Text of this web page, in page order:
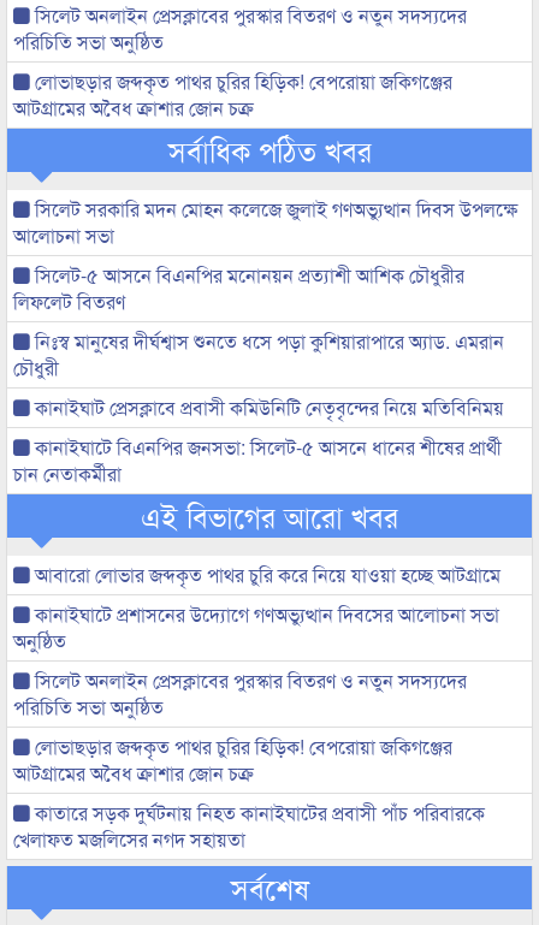
সিলেট অনলাইন প্রেসক্লাবের পুরস্কার বিতরণ ও নতুন সদস্যদের
পরিচিতি সভা অনুষ্ঠিত
লোভাছড়ার জব্দকৃত পাথর চুরির হিড়িক! বেপরোয়া জকিগঞ্জের
আটগ্রামের অবৈধ ক্রাশার জোন চক্র
সর্বাধিক পঠিত খবর
সিলেট সরকারি মদন মোহন কলেজে জুলাই গণঅভ্যুত্থান দিবস উপলক্ষে
আলোচনা সভা
সিলেট-৫ আসনে বিএনপির মনোনয়ন প্রত্যাশী আশিক চৌধুরীর
লিফলেট বিতরণ
নিঃস্ব মানুষের দীর্ঘশ্বাস শুনতে ধসে পড়া কুশিয়ারাপারে অ্যাড. এমরান
চৌধুরী
কানাইঘাট প্রেসক্লাবে প্রবাসী কমিউনিটি নেতৃবৃন্দের নিয়ে মতিবিনিময়
কানাইঘাটে বিএনপির জনসভা: সিলেট-৫ আসনে ধানের শীষের প্রার্থী
চান নেতাকর্মীরা
এই বিভাগের আরো খবর
আবারো লোভার জব্দকৃত পাথর চুরি করে নিয়ে যাওয়া হচ্ছে আটগ্রামে
কানাইঘাটে প্রশাসনের উদ্যোগে গণঅভ্যুত্থান দিবসের আলোচনা সভা
অনুষ্ঠিত
সিলেট অনলাইন প্রেসক্লাবের পুরস্কার বিতরণ ও নতুন সদস্যদের
পরিচিতি সভা অনুষ্ঠিত
লোভাছড়ার জব্দকৃত পাথর চুরির হিড়িক! বেপরোয়া জকিগঞ্জের
আটগ্রামের অবৈধ ক্রাশার জোন চক্র
কাতারে সড়ক দুর্ঘটনায় নিহত কানাইঘাটের প্রবাসী পাঁচ পরিবারকে
খেলাফত মজলিসের নগদ সহায়তা
সর্বশেষ